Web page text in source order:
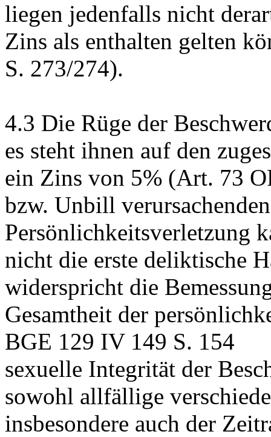
liegen jedenfalls nicht
Zins als enthalten gelten
S. 273/274).
4.3 Die Rüge der
es steht ihnen auf den
ein Zins von 5% (Art. 73
bzw. Unbill
Persönlichkeitsverletzung
nicht die erste deliktische
widerspricht die
Gesamtheit der
BGE 129 IV 149 S. 154
sexuelle Integrität der
sowohl allfällige
insbesondere auch der